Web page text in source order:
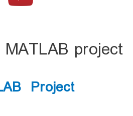
MATLAB project
Project